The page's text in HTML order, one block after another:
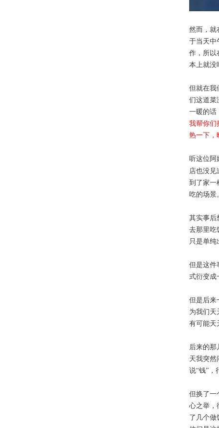
然而，就
于当天中
作，所以
本上就没
但就在我
们这道菜
一暖的话
我帮你们
热一下，
听这位阿
店也没见
到了家一
吃的场景
其实事后
去那里吃
只是单纯
但是这件
式衍变成
但是后来
为我们天
有可能天
后来的那
天我突然
说“钱”，
但换了一
心之举，
了几个做